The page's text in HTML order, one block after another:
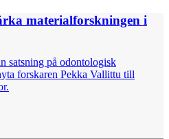
materialforskningen i
satsning på odontologisk
forskaren Pekka Vallittu till